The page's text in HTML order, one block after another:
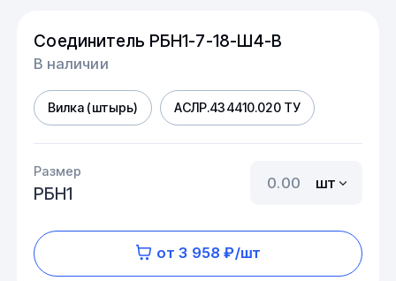
Соединитель РБН1-7-18-Ш4-В
В наличии
Вилка (штырь) АСЛР.434410.020 ТУ
Размер
РБН1
шт
от 3 958 ₽/шт